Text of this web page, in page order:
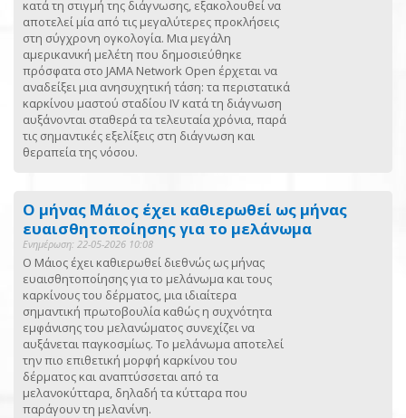
κατά τη στιγμή της διάγνωσης, εξακολουθεί να
αποτελεί μία από τις μεγαλύτερες προκλήσεις
στη σύγχρονη ογκολογία. Μια μεγάλη
αμερικανική μελέτη που δημοσιεύθηκε
πρόσφατα στο JAMA Network Open έρχεται να
αναδείξει μια ανησυχητική τάση: τα περιστατικά
καρκίνου μαστού σταδίου IV κατά τη διάγνωση
αυξάνονται σταθερά τα τελευταία χρόνια, παρά
τις σημαντικές εξελίξεις στη διάγνωση και
θεραπεία της νόσου.
Ο μήνας Μάιος έχει καθιερωθεί ως μήνας
ευαισθητοποίησης για το μελάνωμα
Ενημέρωση: 22-05-2026 10:08
Ο Μάιος έχει καθιερωθεί διεθνώς ως μήνας
ευαισθητοποίησης για το μελάνωμα και τους
καρκίνους του δέρματος, μια ιδιαίτερα
σημαντική πρωτοβουλία καθώς η συχνότητα
εμφάνισης του μελανώματος συνεχίζει να
αυξάνεται παγκοσμίως. Το μελάνωμα αποτελεί
την πιο επιθετική μορφή καρκίνου του
δέρματος και αναπτύσσεται από τα
μελανοκύτταρα, δηλαδή τα κύτταρα που
παράγουν τη μελανίνη.